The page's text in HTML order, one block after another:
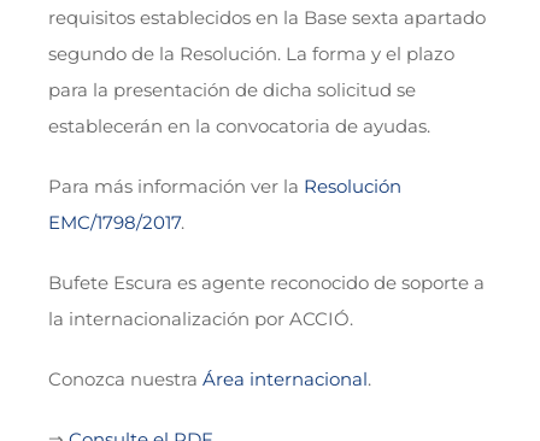
requisitos establecidos en la Base sexta apartado
segundo de la Resolución. La forma y el plazo
para la presentación de dicha solicitud se
establecerán en la convocatoria de ayudas.
Para más información ver la Resolución
EMC/1798/2017.
Bufete Escura es agente reconocido de soporte a
la internacionalización por ACCIÓ.
Conozca nuestra Área internacional.